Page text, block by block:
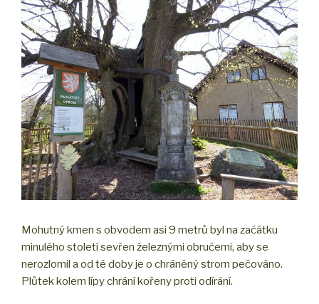
Mohutný kmen s obvodem asi 9 metrů byl na začátku
minulého století sevřen železnými obručemi, aby se
nerozlomil a od té doby je o chráněný strom pečováno.
Plůtek kolem lípy chrání kořeny proti odírání.